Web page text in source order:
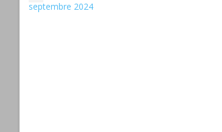
septembre 2024